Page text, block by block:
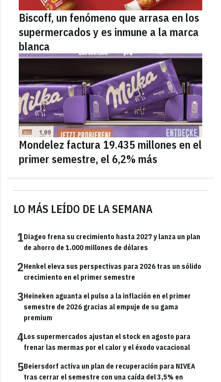
LO MÁS LEÍDO DE LA SEMANA
1Diageo frena su crecimiento hasta 2027 y lanza un plan
de ahorro de 1.000 millones de dólares
2Henkel eleva sus perspectivas para 2026 tras un sólido
crecimiento en el primer semestre
3Heineken aguanta el pulso a la inflación en el primer
semestre de 2026 gracias al empuje de su gama
premium
4Los supermercados ajustan el stock en agosto para
frenar las mermas por el calor y el éxodo vacacional
5Beiersdorf activa un plan de recuperación para NIVEA
tras cerrar el semestre con una caída del 3,5% en
Biscoff, un fenómeno que arrasa en los
supermercados y es inmune a la marca
blanca
Mondelez factura 19.435 millones en el
primer semestre, el 6,2% más